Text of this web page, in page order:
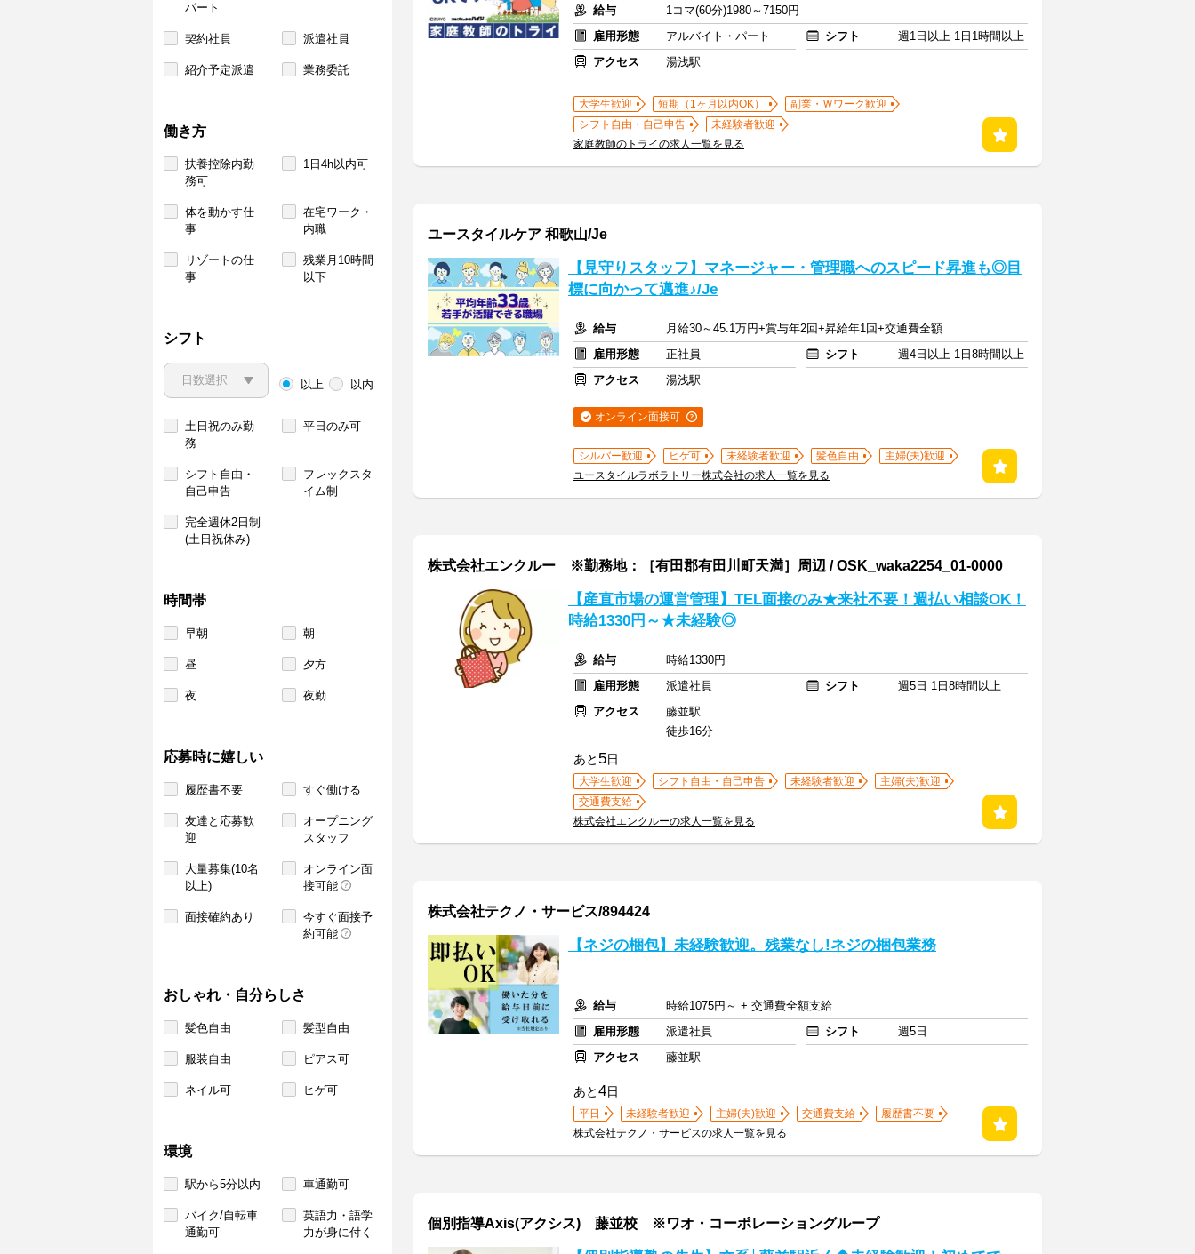
パート
契約社員 派遣社員
紹介予定派遣 業務委託
働き方
扶養控除内勤
務可
1日4h以内可
体を動かす仕
事
在宅ワーク・
内職
リゾートの仕
事
残業月10時間
以下
シフト
以上 以内
土日祝のみ勤
務
平日のみ可
シフト自由・
自己申告
フレックスタ
イム制
完全週休2日制
(土日祝休み)
時間帯
早朝 朝
昼 夕方
夜 夜勤
応募時に嬉しい
履歴書不要 すぐ働ける
友達と応募歓
迎
オープニング
スタッフ
大量募集(10名
以上)
オンライン面
接可能
面接確約あり
今すぐ面接予
約可能
おしゃれ・自分らしさ
髪色自由 髪型自由
服装自由 ピアス可
ネイル可 ヒゲ可
環境
駅から5分以内 車通勤可
バイク/自転車
通勤可
英語力・語学
力が身に付く
給与
1コマ(60分)1980～7150円
雇用形態
アルバイト・パート シフト
週1日以上 1日1時間以上
アクセス
湯浅駅
大学生歓迎 短期（1ヶ月以内OK）
副業・Ｗワーク歓迎
シフト自由・自己申告
未経験者歓迎
家庭教師のトライの求人一覧を見る
ユースタイルケア 和歌山/Je
【見守りスタッフ】マネージャー・管理職へのスピード昇進も◎目
標に向かって邁進♪/Je
給与
月給30～45.1万円+賞与年2回+昇給年1回+交通費全額
雇用形態
正社員 シフト
週4日以上 1日8時間以上
アクセス
湯浅駅
オンライン面接可
シルバー歓迎 ヒゲ可 未経験者歓迎 髪色自由
主婦(夫)歓迎
ユースタイルラボラトリー株式会社の求人一覧を見る
株式会社エンクルー ※勤務地：［有田郡有田川町天満］周辺 / OSK_waka2254_01-0000
【産直市場の運営管理】TEL面接のみ★来社不要！週払い相談OK！
時給1330円～★未経験◎
給与
時給1330円
雇用形態
派遣社員 シフト
週5日 1日8時間以上
アクセス
藤並駅
徒歩16分
あと 5日
大学生歓迎 シフト自由・自己申告 未経験者歓迎
主婦(夫)歓迎
交通費支給
株式会社エンクルーの求人一覧を見る
株式会社テクノ・サービス/894424
【ネジの梱包】未経験歓迎。残業なし!ネジの梱包業務
給与
時給1075円～ + 交通費全額支給
雇用形態
派遣社員 シフト
週5日
アクセス
藤並駅
あと4日
平日 未経験者歓迎 主婦(夫)歓迎 交通費支給
履歴書不要
株式会社テクノ・サービスの求人一覧を見る
個別指導Axis(アクシス) 藤並校 ※ワオ・コーポレーショングループ